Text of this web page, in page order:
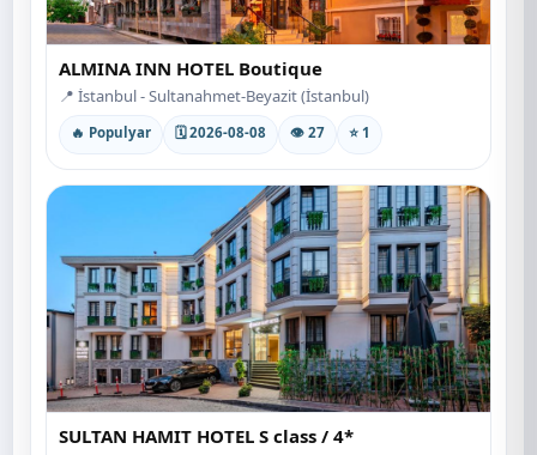
ALMINA INN HOTEL Boutique
📍 İstanbul - Sultanahmet-Beyazit (İstanbul)
🔥 Populyar 🗓 2026-08-08 👁 27 ⭐ 1
SULTAN HAMIT HOTEL S class / 4*